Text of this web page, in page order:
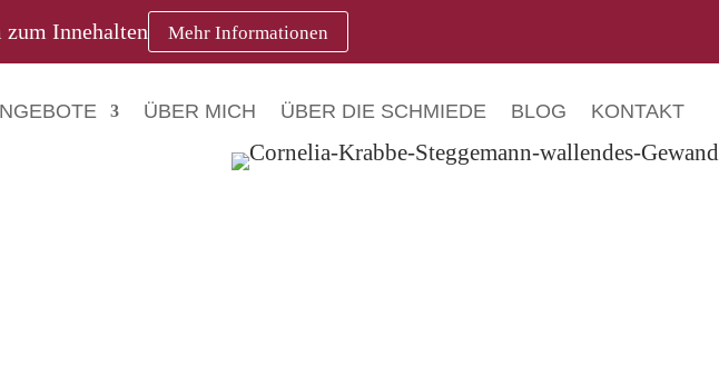
zum Innehalten Mehr Informationen
ÜBER MICH ÜBER DIE SCHMIEDE BLOG KONTAKT